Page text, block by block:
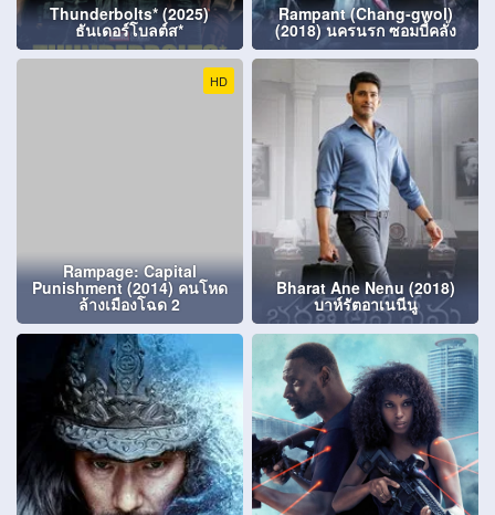
Thunderbolts* (2025)
ธันเดอร์โบลต์ส*
Rampant (Chang-gwol)
(2018) นครนรก ซอมบี้คลั่ง
HD
Rampage: Capital
Punishment (2014) คนโหด
ล้างเมืองโฉด 2
Bharat Ane Nenu (2018)
บาห์รัตอาเนนีนู